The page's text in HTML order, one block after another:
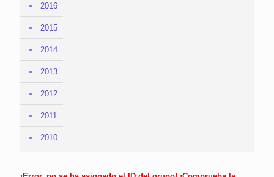
2016
2015
2014
2013
2012
2011
2010